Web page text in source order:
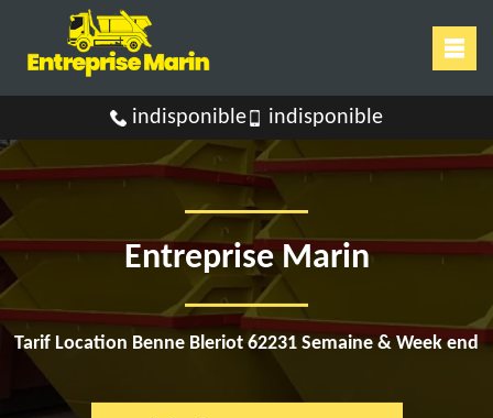
indisponible indisponible
Entreprise Marin
Tarif Location Benne Bleriot 62231 Semaine & Week end